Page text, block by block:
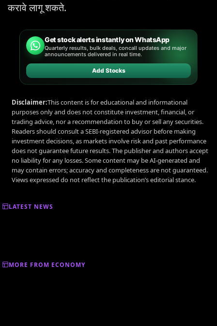
करावे लागू शकते.
Get stock alerts instantly on WhatsApp
Quarterly results, bulk deals, concall updates and major
announcements delivered in real time.
Add Stocks
Disclaimer:This content is for educational and informational
purposes only and does not constitute investment, financial, or
trading advice, nor a recommendation to buy or sell any securities.
Readers should consult a SEBI-registered advisor before making
investment decisions, as markets involve risk and past performance
does not guarantee future results. The publisher and authors accept
no liability for any losses. Some content may be AI-generated and
may contain errors; accuracy and completeness are not guaranteed.
Views expressed do not reflect the publication’s editorial stance.
LATEST NEWS
MORE FROM ECONOMY